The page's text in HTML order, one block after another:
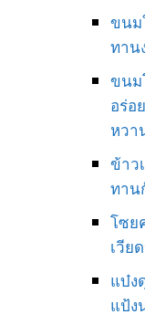
ขนม
ทาน
ขนม
อร่อ
หวา
ข้าว
ทาน
โซย
เวีย
แบ๋ง
แป้ง